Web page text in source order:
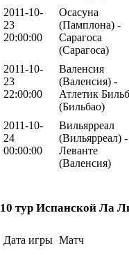
2011-10-
23
20:00:00
Осасуна
(Памплона) -
Сарагоса
(Сарагоса)
2011-10-
23
22:00:00
Валенсия
(Валенсия) -
Атлетик
(Бильбао)
2011-10-
24
00:00:00
Вильярреал
(Вильярреал) -
Леванте
(Валенсия)
10 тур Испанской Ла
Дата игры Матч